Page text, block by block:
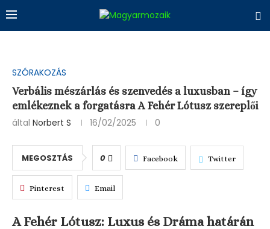
SZÓRAKOZÁS
Verbális mészárlás és szenvedés a luxusban – így
emlékeznek a forgatásra A Fehér Lótusz szereplői
által Norbert S 16/02/2025 0
MEGOSZTÁS 0 Facebook Twitter
Pinterest Email
A Fehér Lótusz: Luxus és Dráma határán